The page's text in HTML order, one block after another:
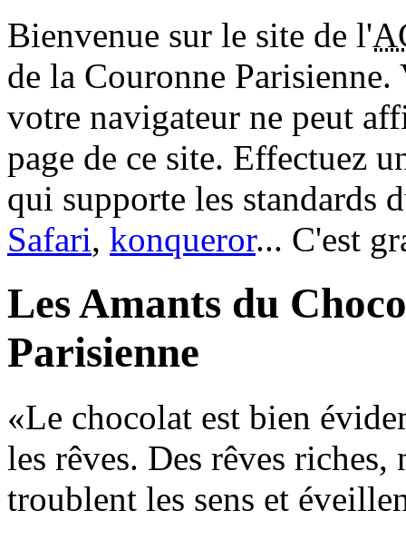
Bienvenue sur le site de l'
de la Couronne Parisienne.
votre navigateur ne peut
page de ce site. Effectuez
qui supporte les standards
Safari, konqueror... C'est
Les Amants du
Parisienne
Le chocolat est bien
les rêves. Des rêves
troublent les sens et